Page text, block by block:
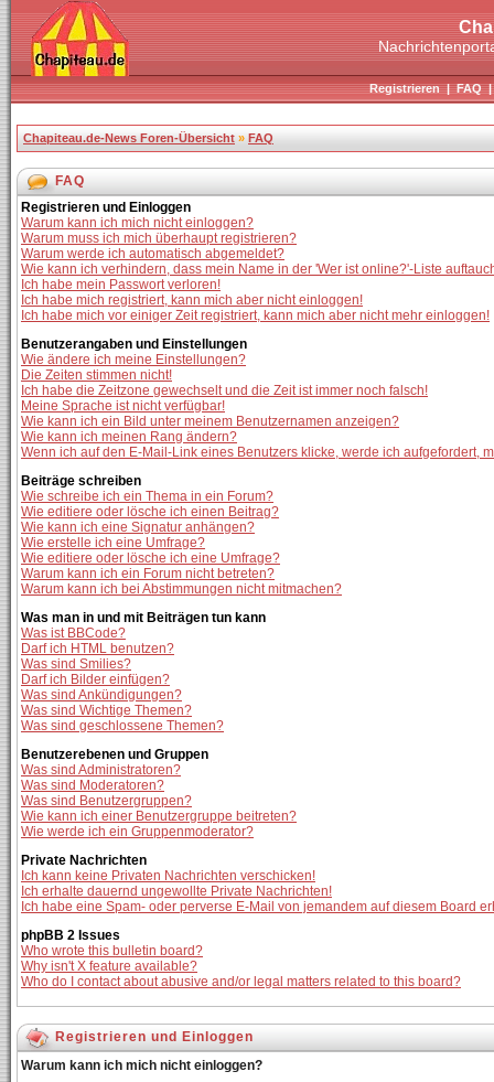
Registrieren|FAQ
Chapiteau.de-News Foren-Übersicht » FAQ
FAQ
Registrieren und Einloggen
Warum kann ich mich nicht einloggen?
Warum muss ich mich überhaupt registrieren?
Warum werde ich automatisch abgemeldet?
Wie kann ich verhindern, dass mein Name in der 'Wer ist online?'-Liste
Ich habe mein Passwort verloren!
Ich habe mich registriert, kann mich aber nicht einloggen!
Ich habe mich vor einiger Zeit registriert, kann mich aber nicht mehr einloggen!
Benutzerangaben und Einstellungen
Wie ändere ich meine Einstellungen?
Die Zeiten stimmen nicht!
Ich habe die Zeitzone gewechselt und die Zeit ist immer noch falsch!
Meine Sprache ist nicht verfügbar!
Wie kann ich ein Bild unter meinem Benutzernamen anzeigen?
Wie kann ich meinen Rang ändern?
Wenn ich auf den E-Mail-Link eines Benutzers klicke, werde ich aufgefordert,
Beiträge schreiben
Wie schreibe ich ein Thema in ein Forum?
Wie editiere oder lösche ich einen Beitrag?
Wie kann ich eine Signatur anhängen?
Wie erstelle ich eine Umfrage?
Wie editiere oder lösche ich eine Umfrage?
Warum kann ich ein Forum nicht betreten?
Warum kann ich bei Abstimmungen nicht mitmachen?
Was man in und mit Beiträgen tun kann
Was ist BBCode?
Darf ich HTML benutzen?
Was sind Smilies?
Darf ich Bilder einfügen?
Was sind Ankündigungen?
Was sind Wichtige Themen?
Was sind geschlossene Themen?
Benutzerebenen und Gruppen
Was sind Administratoren?
Was sind Moderatoren?
Was sind Benutzergruppen?
Wie kann ich einer Benutzergruppe beitreten?
Wie werde ich ein Gruppenmoderator?
Private Nachrichten
Ich kann keine Privaten Nachrichten verschicken!
Ich erhalte dauernd ungewollte Private Nachrichten!
Ich habe eine Spam- oder perverse E-Mail von jemandem auf diesem Board
phpBB 2 Issues
Who wrote this bulletin board?
Why isn't X feature available?
Who do I contact about abusive and/or legal matters related to this board?
Registrieren und Einloggen
Warum kann ich mich nicht einloggen?